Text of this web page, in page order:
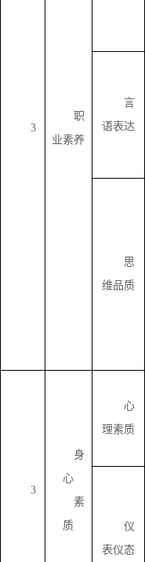
3
职
业素养
言
语表达
思
维品质
3
身
心
素
质
心
理素质
仪
表仪态